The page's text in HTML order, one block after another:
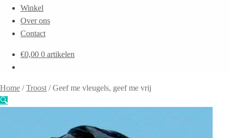
Winkel
Over ons
Contact
€0,00 0 artikelen
Home /Troost /Geef me vleugels, geef me vrij
🔍